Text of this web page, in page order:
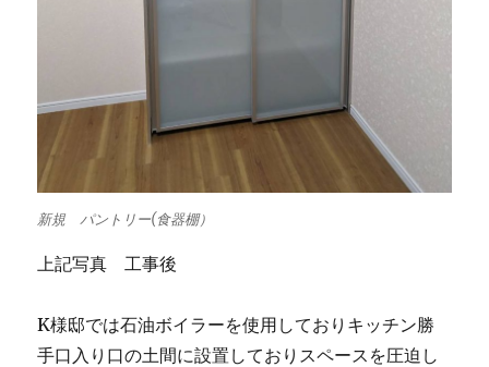
新規 パントリー(食器棚）
上記写真 工事後
K様邸では石油ボイラーを使用しておりキッチン勝
手口入り口の土間に設置しておりスペースを圧迫し